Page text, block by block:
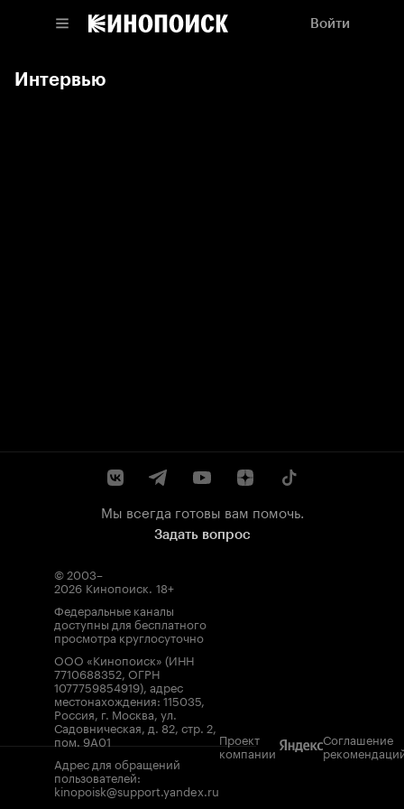
Войти
Интервью
Мы всегда готовы вам помочь.
Задать вопрос
© 2003–
2026 Кинопоиск. 18+
Федеральные каналы
доступны для бесплатного
просмотра круглосуточно
ООО «Кинопоиск» (ИНН
7710688352, ОГРН
1077759854919), адрес
местонахождения: 115035,
Россия, г. Москва, ул.
Садовническая, д. 82, стр. 2,
пом. 9А01
Адрес для обращений
пользователей:
kinopoisk@support.yandex.ru
Проект
компании
Соглашение